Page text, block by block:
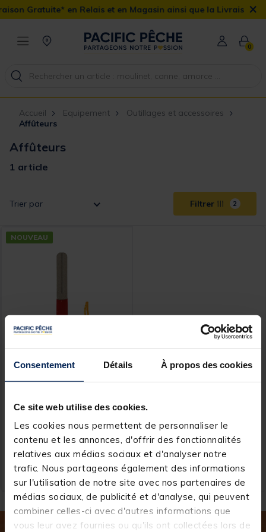
Consentement Détails À propos des cookies
Ce site web utilise des cookies.
Les cookies nous permettent de personnaliser le
contenu et les annonces, d'offrir des fonctionnalités
relatives aux médias sociaux et d'analyser notre
trafic. Nous partageons également des informations
sur l'utilisation de notre site avec nos partenaires de
médias sociaux, de publicité et d'analyse, qui peuvent
combiner celles-ci avec d'autres informations que
vous leur avez fournies ou qu'ils ont collectées lors de
Gratuite* en Relais et en Magasin ainsi que la Livraison ×
0
Accueil Equipement
Outillages et accessoires
Affûteurs
Affûteurs
1 article
Trier par Filtrer 2
NOUVEAU
7,99 € Ajouter au panier
Expédition sous 24 h